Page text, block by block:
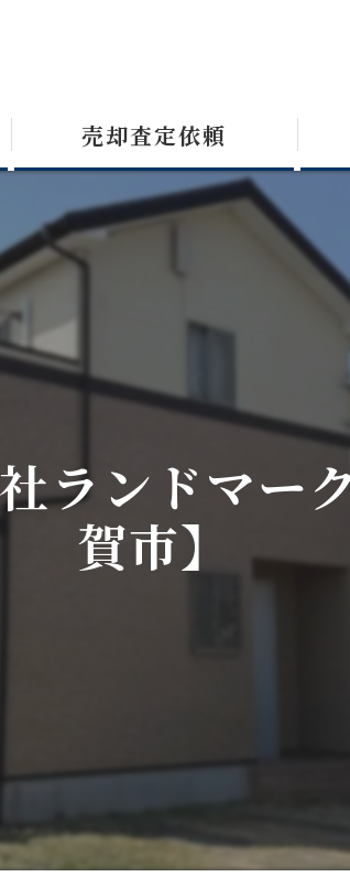
売却査定依頼
ランドマー
賀市】